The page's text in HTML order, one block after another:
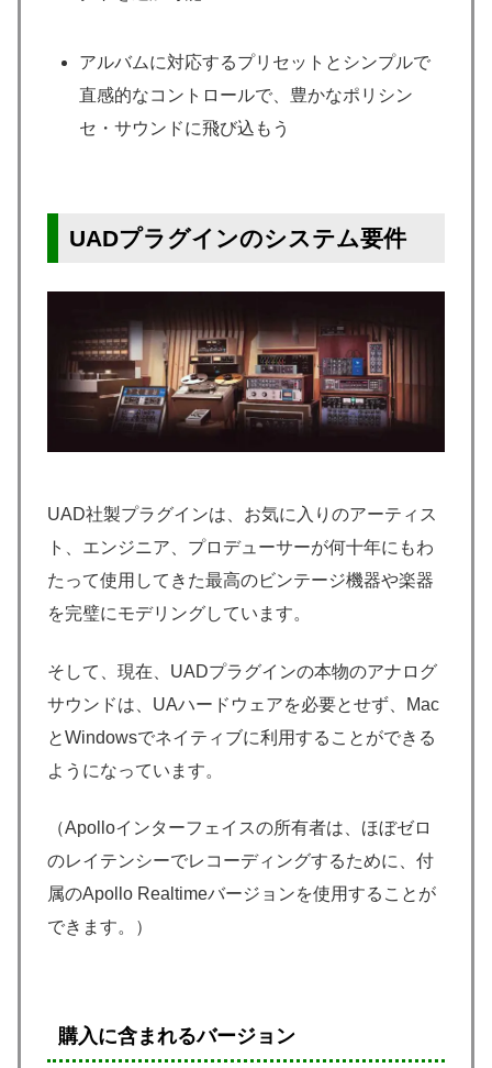
アルバムに対応するプリセットとシンプルで
直感的なコントロールで、豊かなポリシン
セ・サウンドに飛び込もう
UADプラグインのシステム要件
UAD社製プラグインは、お気に入りのアーティス
ト、エンジニア、プロデューサーが何十年にもわ
たって使用してきた最高のビンテージ機器や楽器
を完璧にモデリングしています。
そして、現在、UADプラグインの本物のアナログ
サウンドは、UAハードウェアを必要とせず、Mac
とWindowsでネイティブに利用することができる
ようになっています。
（Apolloインターフェイスの所有者は、ほぼゼロ
のレイテンシーでレコーディングするために、付
属のApollo Realtimeバージョンを使用することが
できます。）
購入に含まれるバージョン